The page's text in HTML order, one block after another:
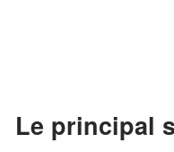
Le principal suspect s'est ôté la